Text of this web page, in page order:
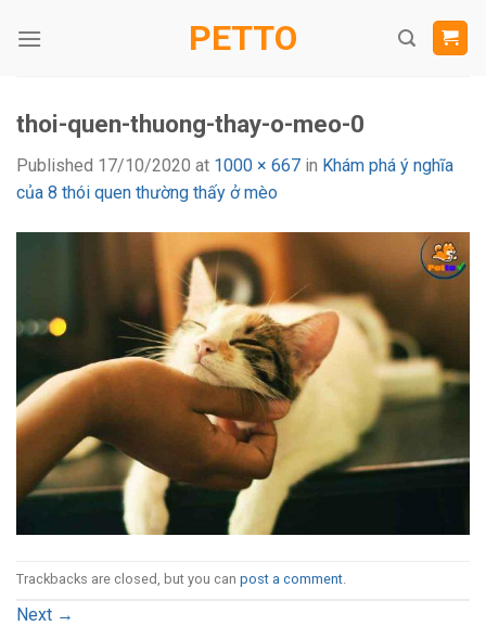
PETTO
thoi-quen-thuong-thay-o-meo-0
Published 17/10/2020 at 1000 × 667 in Khám phá ý nghĩa
của 8 thói quen thường thấy ở mèo
Trackbacks are closed, but you can post a comment.
Next →